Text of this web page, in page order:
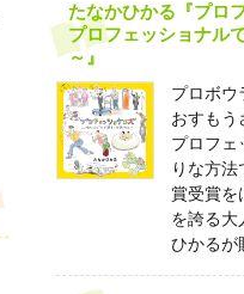
たなかひかる『プロ
プロフェッショナル
～』
プロボ
おすも
プロフェ
りな方
賞受賞を
を誇る大
ひかるが